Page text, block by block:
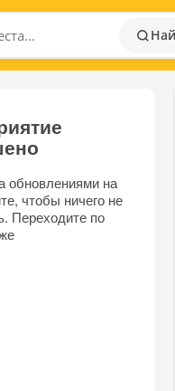
обновлениями на
чтобы ничего не
Переходите по